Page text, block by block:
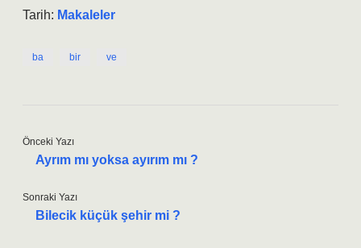
Tarih: Makaleler
ba bir ve
Önceki Yazı
Ayrım mı yoksa ayırım mı ?
Sonraki Yazı
Bilecik küçük şehir mi ?